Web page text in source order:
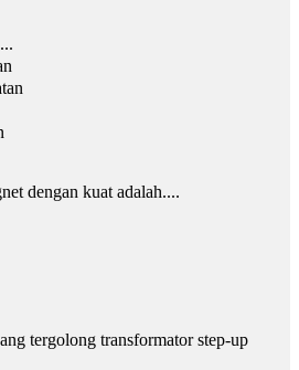
dengan kuat adalah....
tergolong transformator step-up